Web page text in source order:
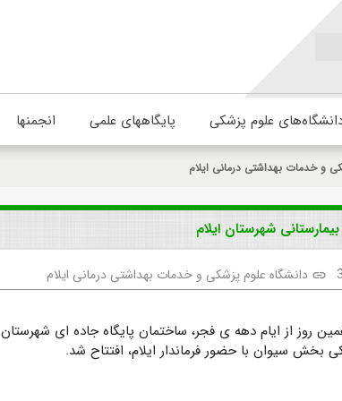
علوم پزشکی پایگاههای علمی انجمنها
و خدمات بهداشتی درمانی ایلام
شهرستان ایلام
link دانشگاه علوم پزشکی و خدمات بهداشتی درمانی ایلام
روز از ایام دهه ی فجر، ساختمان پایگاه جاده ای شهرستان
بخش سیوان با حضور فرماندار ایلام، افتتاح شد.